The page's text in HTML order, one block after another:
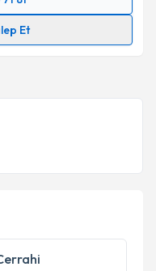
Et
ilişkin
belirtilen
ediyorum.